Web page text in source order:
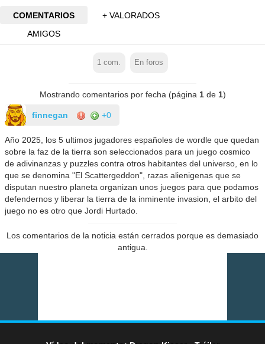
COMENTARIOS
+ VALORADOS
AMIGOS
1 com. En foros
Mostrando comentarios por fecha (página 1de 1)
finnegan +0
Año 2025, los 5 ultimos jugadores españoles de wordle que quedan
sobre la faz de la tierra son seleccionados para un juego cosmico
de adivinanzas y puzzles contra otros habitantes del universo, en lo
que se denomina "El Scattergeddon", razas alienigenas que se
disputan nuestro planeta organizan unos juegos para que podamos
defendernos y liberar la tierra de la inminente invasion, el arbito del
juego no es otro que Jordi Hurtado.
Los comentarios de la noticia están cerrados porque es demasiado
antigua.